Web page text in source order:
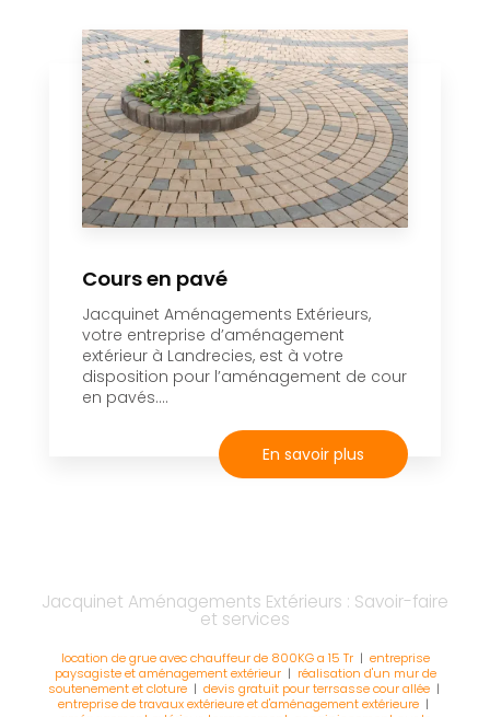
Cours en pavé
Jacquinet Aménagements Extérieurs,
votre entreprise d’aménagement
extérieur à Landrecies, est à votre
disposition pour l’aménagement de cour
en pavés....
En savoir plus
Jacquinet Aménagements Extérieurs : Savoir-faire
et services
location de grue avec chauffeur de 800KG a 15 Tr| entreprise
paysagiste et aménagement extérieur| réalisation d'un mur de
soutenement et cloture| devis gratuit pour terrsasse cour allée|
entreprise de travaux extérieure et d'aménagement extérieure |